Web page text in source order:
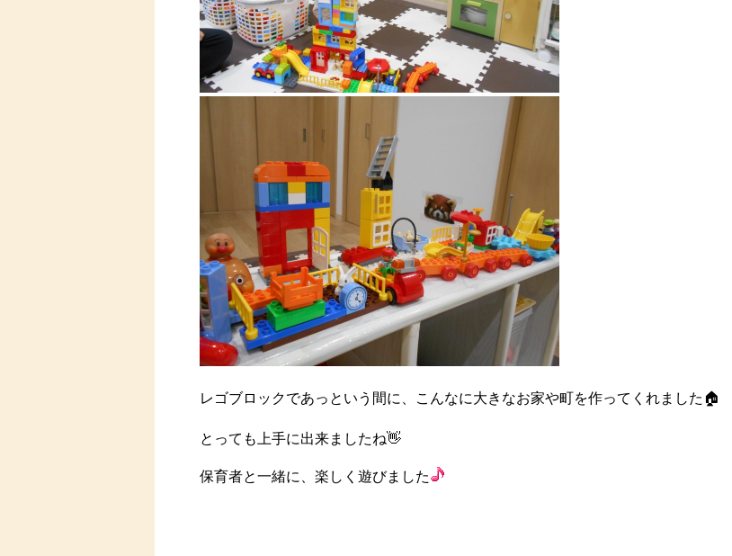
レゴブロックであっという間に、こんなに大きなお家や町を作ってくれました🏠
とっても上手に出来ましたね👋
保育者と一緒に、楽しく遊びました